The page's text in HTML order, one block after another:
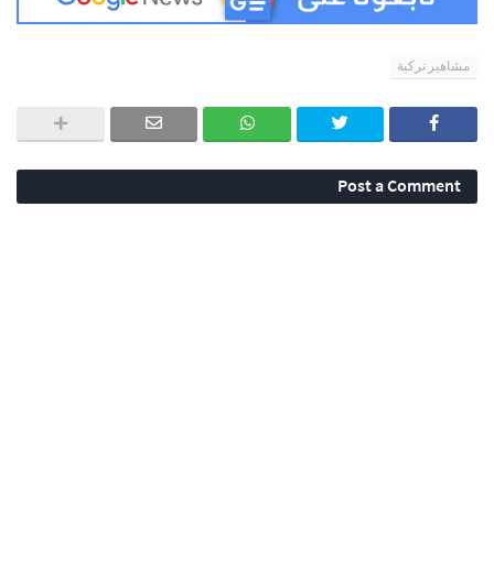
مشاهير تركية
Post a Comment